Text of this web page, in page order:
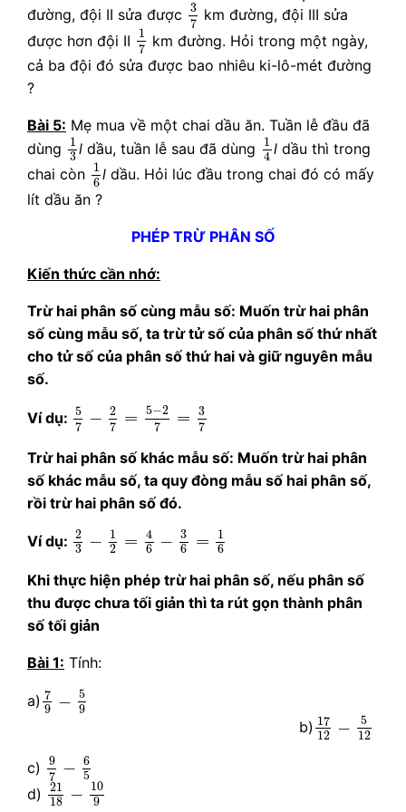
đường, đội II sửa được 3
7 km đường, đội III sửa
được hơn đội II
1
7
1 km đường. Hỏi trong một ngày,
cả ba đội đó sửa được bao nhiêu ki-lô-mét đường
?
Bài 5: Mẹ mua về một chai dầu ăn. Tuần lễ đầu đã
dùng
1
3
13
l dầu, tuần lễ sau đã dùng
1
4
1 4
ldầu thì trong
chai còn 1
6
1 6
l dầu. Hỏi lúc đầu trong chai đó có mấy
lít dầu ăn ?
PHÉP TRỪ PHÂN SỐ
Kiến thức cần nhớ:
Trừ hai phân số cùng mẫu số: Muốn trừ hai phân
số cùng mẫu số, ta trừ tử số của phân số thứ nhất
cho tử số của phân số thứ hai và giữ nguyên mẫu
số.
Ví dụ: 5
7 − 2
7 = 5−2
7
=
3
7
5 27 5−2 37
Trừ hai phân số khác mẫu số: Muốn trừ hai phân
số khác mẫu số, ta quy đòng mẫu số hai phân số,
rồi trừ hai phân số đó.
Ví dụ: 2
3 − 1
2 =
4
6 − 3
6
=
1
6
2 1 46 36 6
Khi thực hiện phép trừ hai phân số, nếu phân số
thu được chưa tối giản thì ta rút gọn thành phân
số tối giản
Bài 1: Tính:
a) 7
9 − 5
9
7 59
b) 17
12 −
5
12
17 −5
c)
9
7 − 6
5
9 65
d)
21
18 − 10
9
21 18−10